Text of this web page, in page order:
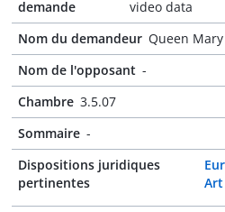
demande
video data
Nom du demandeur Queen
Nom de l'opposant -
Chambre 3.5.07
Sommaire -
Dispositions juridiques
pertinentes
Art